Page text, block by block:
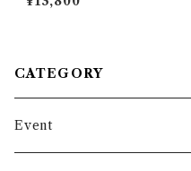
Pink ラルフローレン レギュラ
CATEGORY
Event